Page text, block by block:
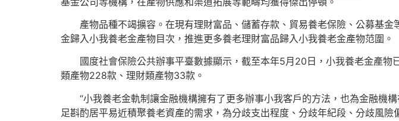
產物品種不竭擴容。在現有理財富品、儲蓄存款、貿易養老保險、公募基
金歸入小我養老金產物目次，推進更多養老理財富品歸入小我養老金產物范圍。
國度社會保險公共辦事平臺數據顯示，截至本年5月20日，小我養老金產物
類產物228款、理財類產物33款。
“小我養老金軌制讓金融機構擁有了更多辦事小我客戶的方法，也為金融機
足斟酌居平易近積聚養老資產的需求，為分歧支出程度、分歧年紀段、分歧風